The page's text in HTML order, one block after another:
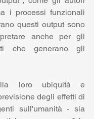
i processi funzionali
questi output sono
anche per gli
che generano gli
loro ubiquità e
degli effetti di
sull'umanità - sia